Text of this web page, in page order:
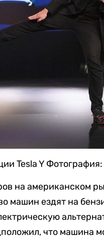
Tesla Y
на американском
машин ездят на
что машина